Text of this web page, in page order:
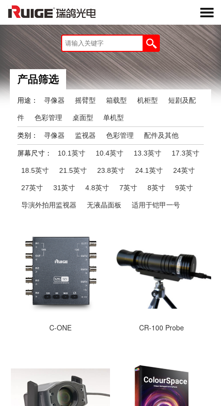
产品筛选
用途： 寻像器 摇臂型 箱载型 机柜型 短剧及配
件 色彩管理 桌面型 单机型
类别： 寻像器 监视器 色彩管理 配件及其他
屏幕尺寸： 10.1英寸 10.4英寸 13.3英寸 17.3英寸
18.5英寸 21.5英寸 23.8英寸 24.1英寸 24英寸
27英寸 31英寸 4.8英寸 7英寸 8英寸 9英寸
导演外拍用监视器 无液晶面板 适用于铠甲一号
C-ONE CR-100 Probe